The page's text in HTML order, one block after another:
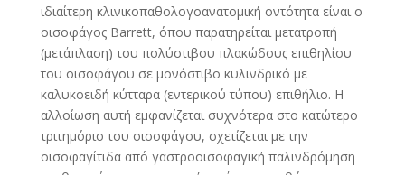
ιδιαίτερη κλινικοπαθολογοανατομική οντότητα είναι ο
οισοφάγος Barrett, όπου παρατηρείται μετατροπή
(μετάπλαση) του πολύστιβου πλακώδους επιθηλίου
του οισοφάγου σε μονόστιβο κυλινδρικό με
καλυκοειδή κύτταρα (εντερικού τύπου) επιθήλιο. Η
αλλοίωση αυτή εμφανίζεται συχνότερα στο κατώτερο
τριτημόριο του οισοφάγου, σχετίζεται με την
οισοφαγίτιδα από γαστροοισοφαγική παλινδρόμηση